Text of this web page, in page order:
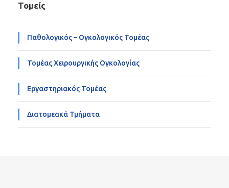
Τομείς
Παθολογικός – Ογκολογικός Τομέας
Τομέας Χειρουργικής Ογκολογίας
Εργαστηριακός Τομέας
Διατομεακά Τμήματα